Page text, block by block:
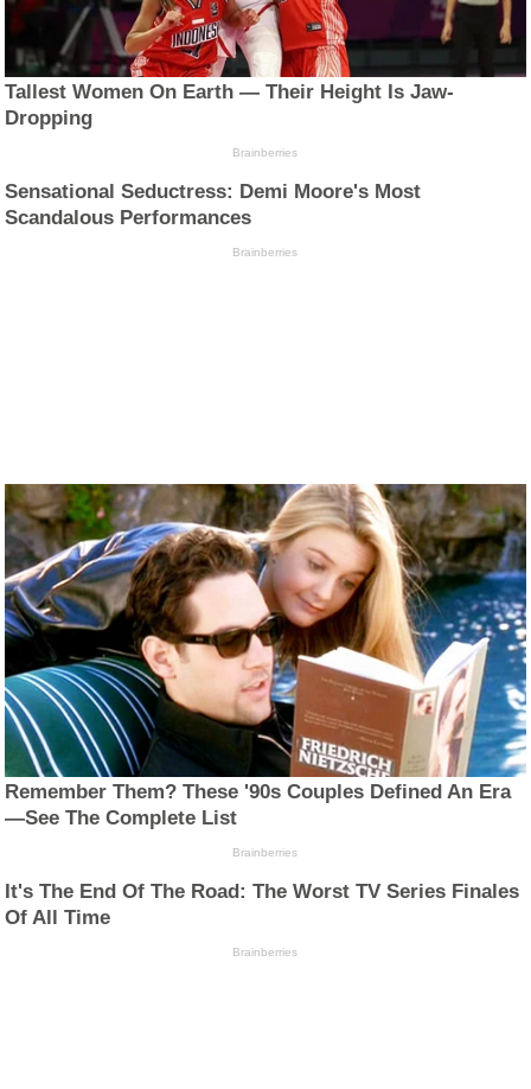
Tallest Women On Earth — Their Height Is Jaw-
Dropping
Brainberries
Sensational Seductress: Demi Moore's Most
Scandalous Performances
Brainberries
Remember Them? These '90s Couples Defined An Era
—See The Complete List
Brainberries
It's The End Of The Road: The Worst TV Series Finales
Of All Time
Brainberries